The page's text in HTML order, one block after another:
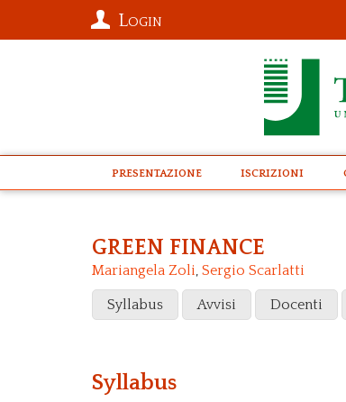
Login
presentazione Iscrizioni
GREEN FINANCE
Mariangela Zoli, Sergio Scarlatti
Syllabus Avvisi Docenti
Syllabus